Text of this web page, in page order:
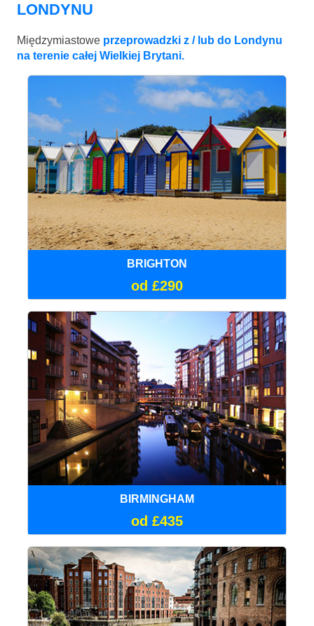
LONDYNU
Międzymiastowe przeprowadzki z / lub do Londynu
na terenie całej Wielkiej Brytani.
BRIGHTON
od £290
BIRMINGHAM
od £435